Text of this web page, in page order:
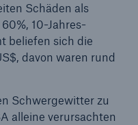
Schäden als
10-Jahres-
beliefen sich die
davon waren rund
Schwergewitter zu
alleine verursachten